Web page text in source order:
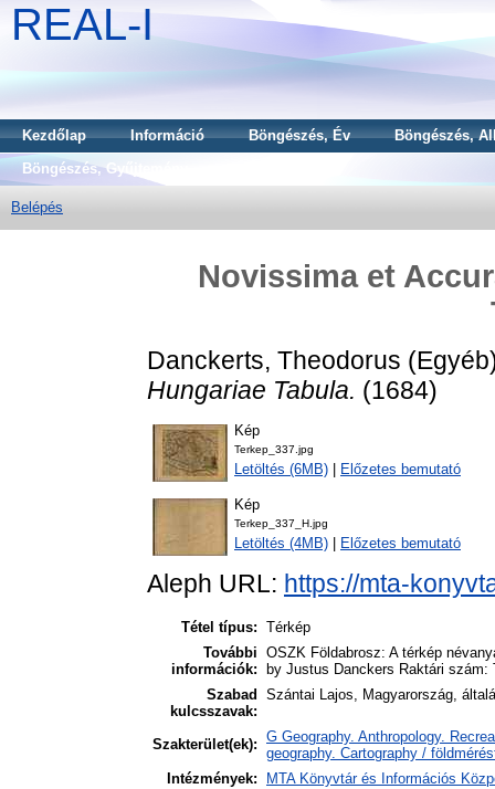
REAL-I
Kezdőlap Információ Böngészés, Év
Böngészés,
Böngészés, Gyűjtemény
Belépés
Novissima et
Danckerts, Theodorus
Hungariae Tabula. (1684)
Kép
Terkep_337.jpg
Letöltés (6MB) Előzetes bemutató
Kép
Terkep_337_H.jpg
Letöltés (4MB) Előzetes bemutató
Aleph URL: https://mta-
Tétel típus: Térkép
További
információk:
OSZK Földabrosz: A térkép
by Justus Danckers Raktári szám:
Szabad
kulcsszavak:
Szántai Lajos, Magyarország,
Szakterület(ek): G Geography. Anthropology.
geography. Cartography /
Intézmények:
MTA Könyvtár és Információs